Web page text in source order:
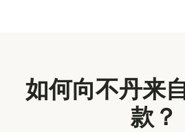
如何向不丹来
款？